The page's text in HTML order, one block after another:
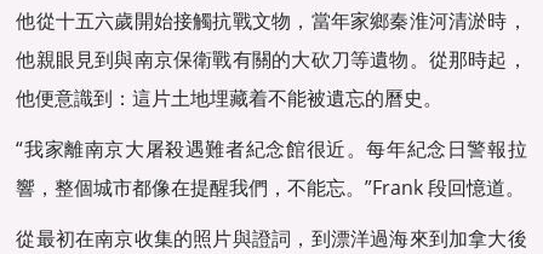
他從十五六歲開始接觸抗戰文物，當年家鄉秦淮河清淤時，
他親眼見到與南京保衛戰有關的大砍刀等遺物。從那時起，
他便意識到：這片土地埋藏着不能被遺忘的曆史。
“我家離南京大屠殺遇難者紀念館很近。每年紀念日警報拉
響，整個城市都像在提醒我們，不能忘。”Frank 段回憶道。
從最初在南京收集的照片與證詞，到漂洋過海來到加拿大後